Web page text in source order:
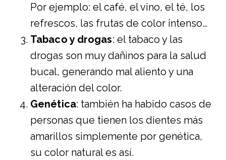
Por ejemplo: el café, el vino, el té, los
refrescos, las frutas de color intenso…
Tabaco y drogas: el tabaco y las
drogas son muy dañinos para la salud
bucal, generando mal aliento y una
alteración del color.
Genética: también ha habido casos de
personas que tienen los dientes más
amarillos simplemente por genética,
su color natural es así.